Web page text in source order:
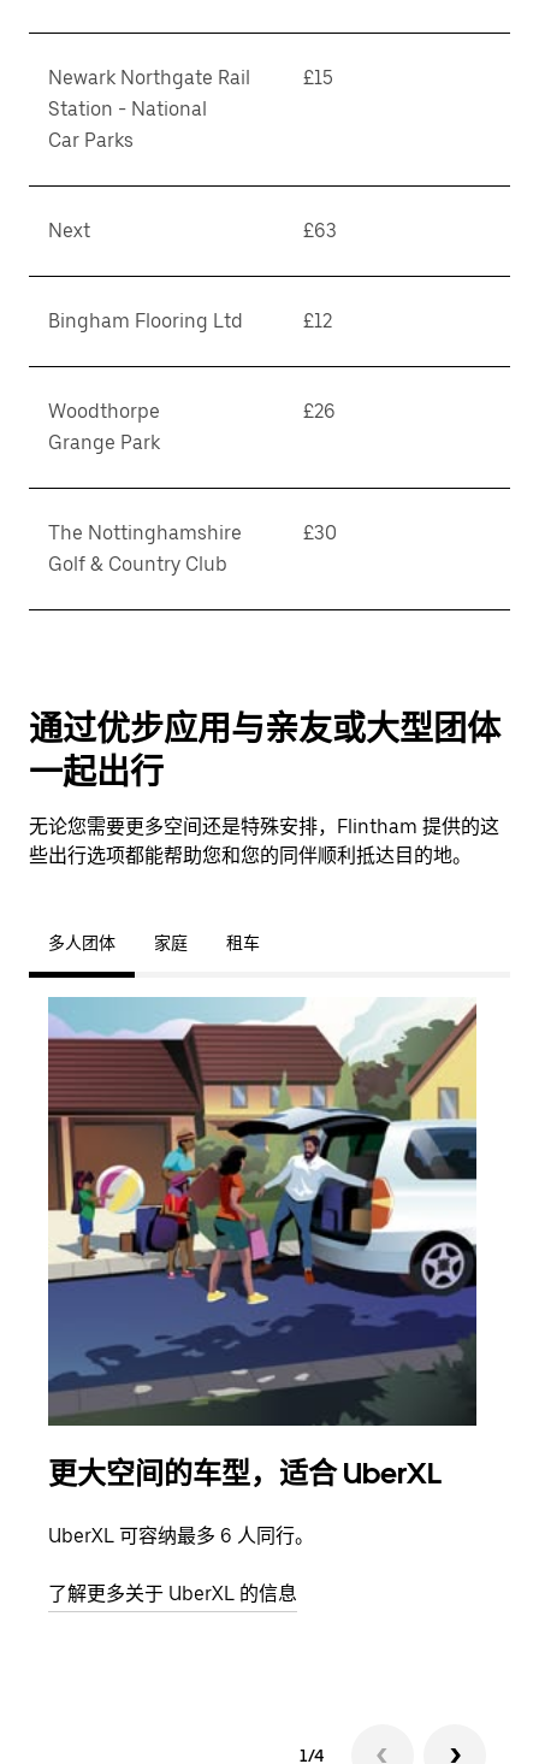
Newark Northgate Rail
Station - National
Car Parks
£15
Next £63
Bingham Flooring Ltd £12
Woodthorpe
Grange Park
£26
The Nottinghamshire
Golf & Country Club
£30
通过优步应用与亲友或大型团体
一起出行
无论您需要更多空间还是特殊安排，Flintham 提供的这
些出行选项都能帮助您和您的同伴顺利抵达目的地。
多人团体 家庭 租车
更大空间的车型，适合 UberXL
UberXL 可容纳最多 6 人同行。
了解更多关于 UberXL 的信息
1/4